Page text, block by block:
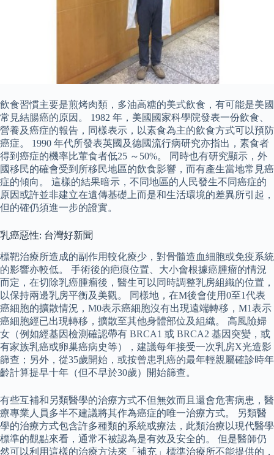
飲食習慣主要是煎烤肉類，多油高糖的美式飲食，有可能是美國
常見結腸癌的原因。 1982 年，美國國家科學院發表一份飲食、
營養及癌症的報告，同樣表示，以素食為主的飲食方式可以預防
癌症。 1990 年代所發表英國及德國流行病研究亦指出，素食者
得到癌症的機率比葷食者低25 ～50%。 同時也有研究顯示，外
國移民的確會受到所移民地區的飲食影響，而有產生當地常見癌
症的傾向。 這樣的結果暗示，不同地區的人民發生不同癌症的
原因或許並非建立在遺傳基礎上而是和生活環境的差異所引起，
但的確仍須進一步的證實。
乳癌惡性: 台灣好新聞
標靶治療所造成的副作用較化療少，對骨髓造血細胞或免疫系統
的影響亦較低。 手術後的疤痕位置、大小會根據癌腫瘤的情況
而定，在切除乳癌腫瘤後，醫生可以同時調整乳房組織的位置，
以保持兩邊乳房平衡及美觀。 同樣地，在M後會使用0至1代表
癌細胞的擴散情況，M0表示癌細胞沒有出現遠端轉移，M1表示
癌細胞經已出現轉移，擴散至其他身體部位及組織。 高風險婦
女（例如經基因檢測確認帶有 BRCA1 或 BRCA2 基因突變，或
有家族乳癌或卵巢癌病史等），建議每年接受一次乳房X光造影
篩查；另外，從35歲開始，或按曾患乳癌的最年輕親屬確診時年
齡計算提早十年（但不早於30歲）開始篩查。
有些互補和另類醫學的治療方式不但無效而且還會危害病患，醫
療專業人員多半不建議將其作為癌症的唯一治療方式。 另類醫
學的治療方式包含許多種類的系統或療法，此類治療以現代醫學
標準的觀點來看，通常不被認為是有效及安全的。 但是醫師仍
然可以利用這樣的治療方法來「補充」標準治療所不能提供的，